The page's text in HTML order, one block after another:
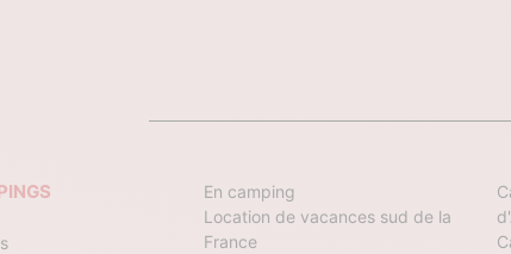
En camping
Location de vacances sud de la
France